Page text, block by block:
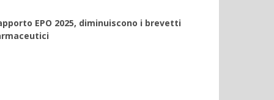
EPO 2025, diminuiscono i brevetti